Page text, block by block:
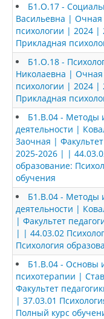
Б1.О.17 -
Васильевна | Очная
психологии | 2024 |
Прикладная
Б1.О.18 -
Николаевна | Очная
психологии | 2024 |
Прикладная
Б1.В.04 - Методы
деятельности |
Заочная |
2025-2026 | |
образование:
обучения
Б1.В.04 - Методы
деятельности |
| Факультет
| | 44.03.02
Психология
Б1.В.04 - Основы
психотерапии |
Факультет
| 37.03.01
Полный курс